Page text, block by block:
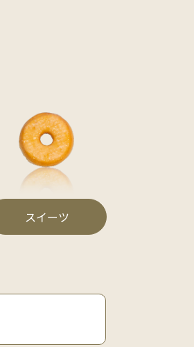
スイーツ